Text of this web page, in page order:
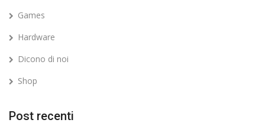
Games
Hardware
Dicono di noi
Shop
Post recenti